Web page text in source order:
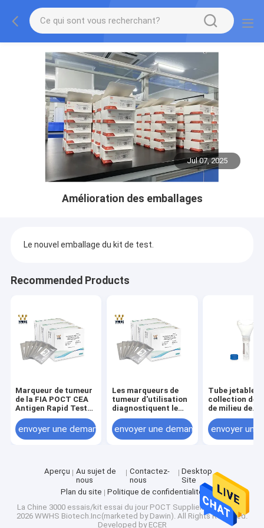
Jul 07, 2025
Amélioration des emballages
Le nouvel emballage du kit de test.
Recommended Products
Marqueur de tumeur
de la FIA POCT CEA
Antigen Rapid Test
Kit IVD pour le
diagnostic clinique
envoyer une demande
Les marqueurs de
tumeur d'utilisation
diagnostiquent le
marqueur de tumeur
de CEA Antigen
Rapid Test Kit IVD
envoyer une demande
Tube jetable
collection de
de milieu de
transport du
051-015 pour
d'ACP
envoyer une
Aperçu
Au sujet de
nous
Contactez-
nous
Desktop
Site
Plan du site
Politique de confidentialité
La Chine 3000 essais/kit essai du jour POCT Supplier. Copyright ©
2026 WWHS Biotech.Inc(marketed by Dawin). All Rights Reserved.
Developed by ECER